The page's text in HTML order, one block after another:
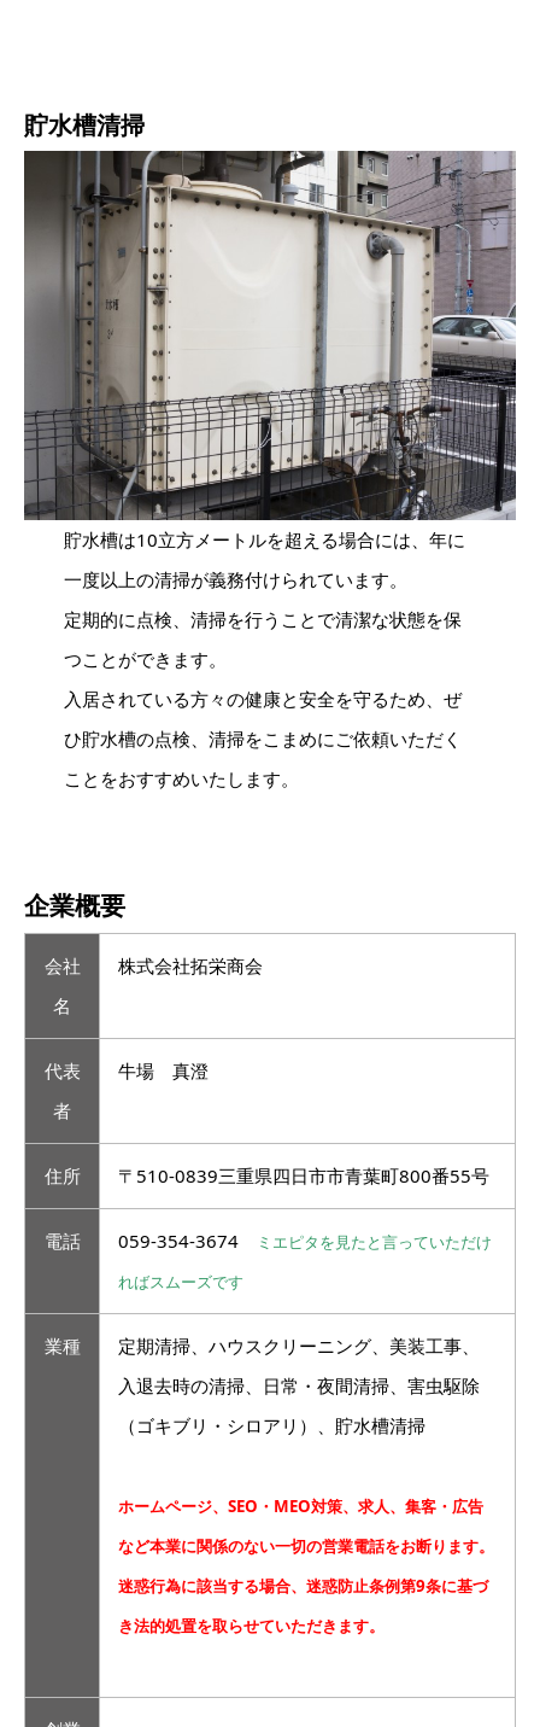
貯水槽清掃
貯水槽は10立方メートルを超える場合には、年に
一度以上の清掃が義務付けられています。
定期的に点検、清掃を行うことで清潔な状態を保
つことができます。
入居されている方々の健康と安全を守るため、ぜ
ひ貯水槽の点検、清掃をこまめにご依頼いただく
ことをおすすめいたします。
企業概要
会社
名
株式会社拓栄商会
代表
者
牛場 真澄
住所 〒510-0839三重県四日市市青葉町800番55号
電話 059-354-3674
ミエピタを見たと言っていただけ
ればスムーズです
業種
定期清掃、ハウスクリーニング、美装工事、
入退去時の清掃、日常・夜間清掃、害虫駆除
（ゴキブリ・シロアリ）、貯水槽清掃
ホームページ、SEO・MEO対策、求人、集客・広告
など本業に関係のない一切の営業電話をお断ります。
迷惑行為に該当する場合、迷惑防止条例第9条に基づ
き法的処置を取らせていただきます。